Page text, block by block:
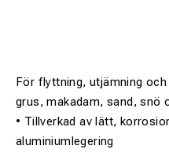
För flyttning, utjämning
grus, makadam, sand, snö
• Tillverkad av lätt,
aluminiumlegering